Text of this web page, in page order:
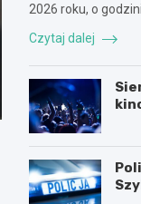
2026 roku, o
Czytaj dalej